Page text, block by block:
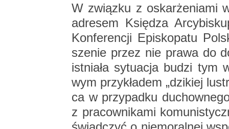
W związ­ku z oskar­że­nia­mi
ad­re­sem Księ­dza
Kon­fe­ren­cji Epi­sko­pa­tu
sze­nie przez nie prawa do
ist­nia­ła sy­tu­acja budzi
wym przy­kła­dem „dzi­kiej
ca w przy­pad­ku
z pra­cow­ni­ka­mi